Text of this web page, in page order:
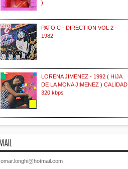
)
PATO C - DIRECTION VOL 2 -
1982
LORENA JIMENEZ - 1992 ( HIJA
DE LA MONA JIMENEZ ) CALIDAD
320 kbps
omar.longhi@hotmail.com